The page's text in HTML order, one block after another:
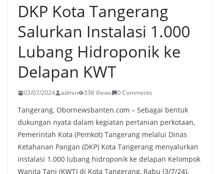
DKP Kota Tangerang
Salurkan Instalasi 1.000
Lubang Hidroponik ke
Delapan KWT
03/07/2024 admin 338 Views 0 Comments
Tangerang, Obornewsbanten.com – Sebagai bentuk
dukungan nyata dalam kegiatan pertanian perkotaan,
Pemerintah Kota (Pemkot) Tangerang melalui Dinas
Ketahanan Pangan (DKP) Kota Tangerang menyalurkan
instalasi 1.000 lubang hidroponik ke delapan Kelompok
Wanita Tani (KWT) di Kota Tangerang, Rabu (3/7/24).